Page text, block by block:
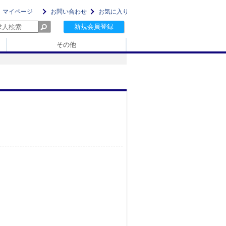
マイページ お問い合わせ お気に入り
新規会員登録
その他